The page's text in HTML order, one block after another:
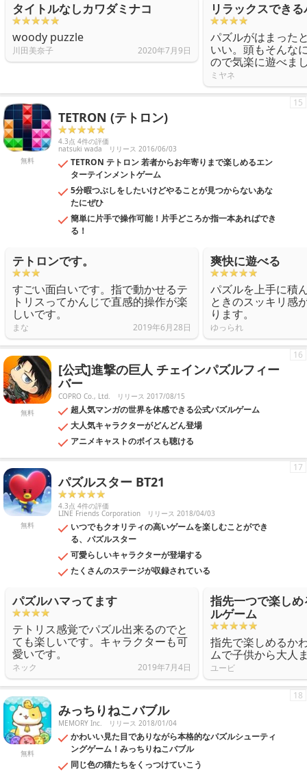
タイトルなしカワダミナコ
woody puzzle
川田美奈子 2020年7月9日
リラックスでき
パズルがはまった
いい。頭もそんな
ので気楽に遊べま
ミヤネ
無料
TETRON (テトロン)
4.3点 4件の評価
natsuki wada リリース 2016/06/03
TETRON テトロン 若者からお年寄りまで楽しめるエン
ターテインメントゲーム
5分暇つぶしをしたいけどやることが見つからないあな
たにぜひ
簡単に片手で操作可能！片手どころか指一本あればでき
る！
15
テトロンです。
すごい面白いです。指で動かせるテ
トリスってかんじで直感的操作が楽
しいです。
まな 2019年6月28日
爽快に遊べる
パズルを上手に積
ときのスッキリ感
ります。
ゆっられ
無料
[公式]進撃の巨人 チェインパズルフィー
バー
COPRO Co., Ltd. リリース 2017/08/15
超人気マンガの世界を体感できる公式パズルゲーム
大人気キャラクターがどんどん登場
アニメキャストのボイスも聴ける
16
無料
パズルスター BT21
4.3点 4件の評価
LINE Friends Corporation リリース 2018/04/03
いつでもクオリティの高いゲームを楽しむことができ
る、パズルスター
可愛らしいキャラクターが登場する
たくさんのステージが収録されている
17
パズルハマってます
テトリス感覚でパズル出来るのでと
ても楽しいです。キャラクターも可
愛いです。
ネック 2019年7月4日
指先一つで楽し
ルゲーム
指先で楽しめるか
ムで子供から大人
ユービ
無料
みっちりねこバブル
MEMORY Inc. リリース 2018/01/04
かわいい見た目でありながら本格的なパズルシューティ
ングゲーム！みっちりねこバブル
同じ色の猫たちをくっつけていこう
18